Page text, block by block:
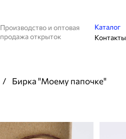
Производство и оптовая
продажа открыток
Каталог
Контакты
/ Бирка "Моему папочке"